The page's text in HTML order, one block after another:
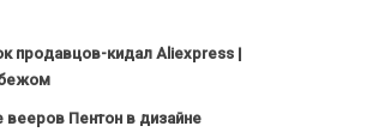
продавцов-кидал Aliexpress |
вееров Пентон в дизайне